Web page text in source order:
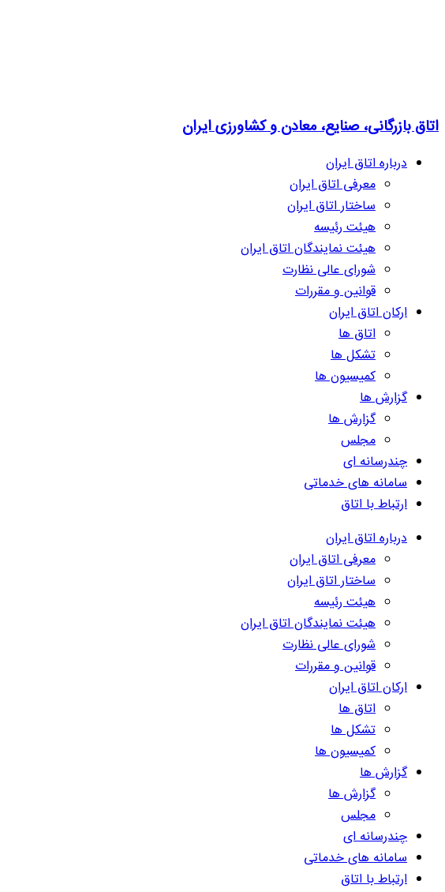
اتاق بازرگانی، صنایع، معادن و کشاورزی ایران
درباره اتاق ایران
معرفی اتاق ایران
ساختار اتاق ایران
هیئت رئیسه
هیئت نمایندگان اتاق ایران
شورای عالی نظارت
قوانین و مقررات
ارکان اتاق ایران
اتاق ها
تشکل ها
کمیسیون ها
گزارش ها
گزارش ها
مجلس
چندرسانه ای
سامانه های خدماتی
ارتباط با اتاق
درباره اتاق ایران
معرفی اتاق ایران
ساختار اتاق ایران
هیئت رئیسه
هیئت نمایندگان اتاق ایران
شورای عالی نظارت
قوانین و مقررات
ارکان اتاق ایران
اتاق ها
تشکل ها
کمیسیون ها
گزارش ها
گزارش ها
مجلس
چندرسانه ای
سامانه های خدماتی
ارتباط با اتاق